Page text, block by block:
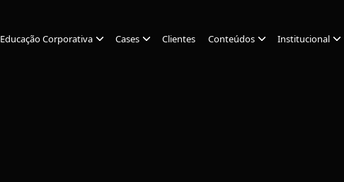
Educação Corporativa Cases Clientes Conteúdos Institucional